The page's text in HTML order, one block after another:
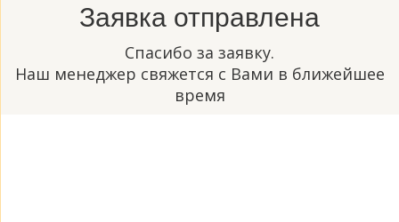
Заявка отправлена
Спасибо за заявку.
Наш менеджер свяжется с Вами в ближейшее
время